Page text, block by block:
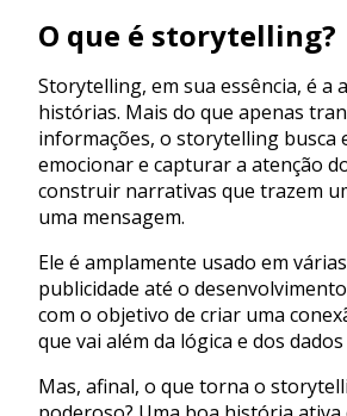
O que é storytelling?
Storytelling, em sua essência, é a
histórias. Mais do que apenas
informações, o storytelling busca
emocionar e capturar a atenção
construir narrativas que trazem
uma mensagem.
Ele é amplamente usado em
publicidade até o
com o objetivo de criar uma
que vai além da lógica e dos
Mas, afinal, o que torna o